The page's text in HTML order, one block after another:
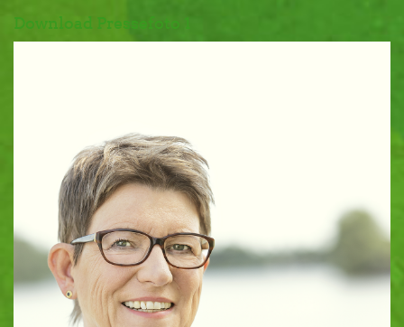
Download Pressefoto 1